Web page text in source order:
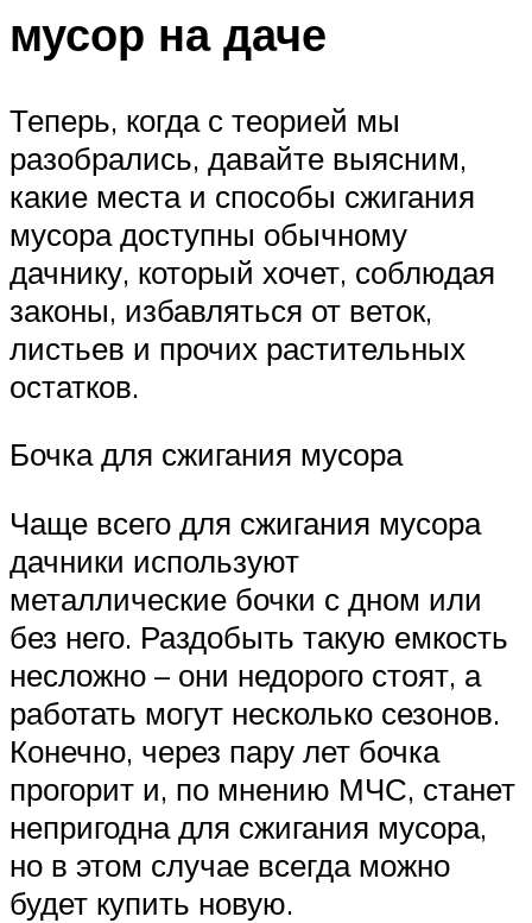
мусор на даче
Теперь, когда с теорией мы
разобрались, давайте выясним,
какие места и способы сжигания
мусора доступны обычному
дачнику, который хочет, соблюдая
законы, избавляться от веток,
листьев и прочих растительных
остатков.
Бочка для сжигания мусора
Чаще всего для сжигания мусора
дачники используют
металлические бочки с дном или
без него. Раздобыть такую емкость
несложно – они недорого стоят, а
работать могут несколько сезонов.
Конечно, через пару лет бочка
прогорит и, по мнению МЧС, станет
непригодна для сжигания мусора,
но в этом случае всегда можно
будет купить новую.